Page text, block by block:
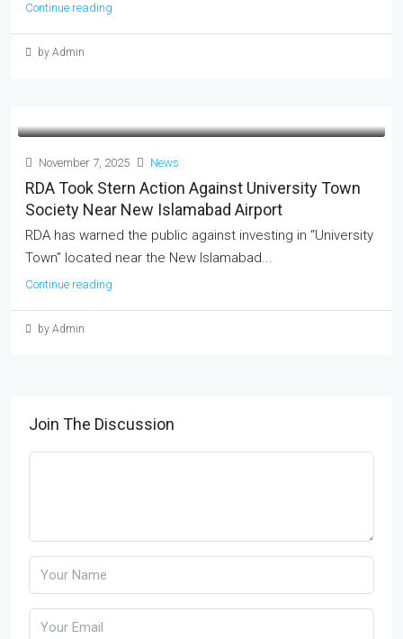
Continue reading
by Admin
November 7, 2025 News
RDA Took Stern Action Against University Town
Society Near New Islamabad Airport
RDA has warned the public against investing in “University
Town” located near the New Islamabad...
Continue reading
by Admin
Join The Discussion